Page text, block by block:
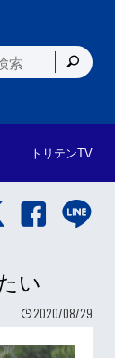
トリテンTV
い
2020/08/29